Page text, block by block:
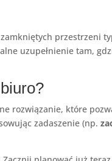
zamkniętych przestrzeni
uzupełnienie tam,
rozwiązanie, które
zadaszenie (np.